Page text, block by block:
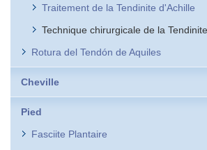
Traitement de la Tendinite d'Achille
Technique chirurgicale de la
Rotura del Tendón de Aquiles
Cheville
Pied
Fasciite Plantaire